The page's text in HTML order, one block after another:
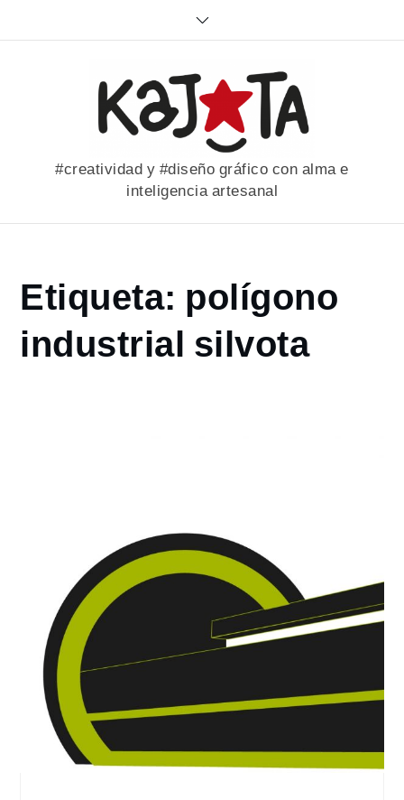
#creatividad y #diseño gráfico con alma e
inteligencia artesanal
Home
portfolio
polígono
industrial
Etiqueta: polígono
industrial silvota